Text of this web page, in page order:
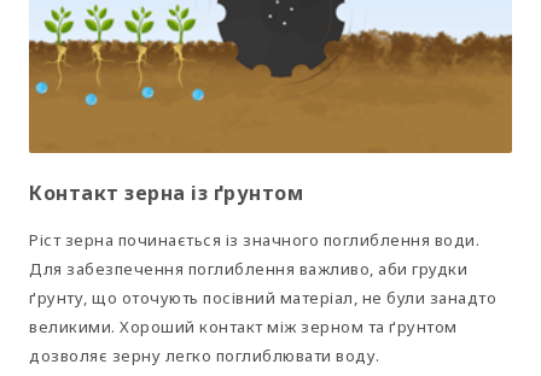
Контакт зерна із ґрунтом
Ріст зерна починається із значного поглиблення води.
Для забезпечення поглиблення важливо, аби грудки
ґрунту, що оточують посівний матеріал, не були занадто
великими. Хороший контакт між зерном та ґрунтом
дозволяє зерну легко поглиблювати воду.